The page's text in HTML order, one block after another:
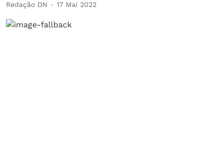
Redação DN 17 Mai 2022